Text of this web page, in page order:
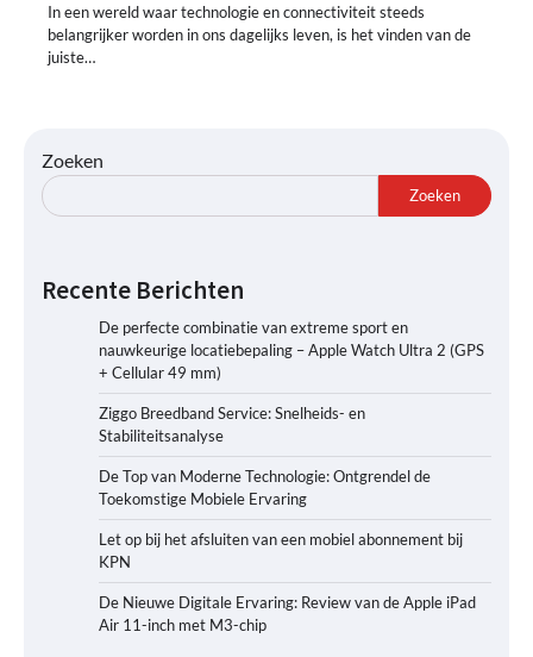
In een wereld waar technologie en connectiviteit steeds
belangrijker worden in ons dagelijks leven, is het vinden van de
juiste…
Zoeken
Zoeken
Recente Berichten
De perfecte combinatie van extreme sport en
nauwkeurige locatiebepaling – Apple Watch Ultra 2 (GPS
+ Cellular 49 mm)
Ziggo Breedband Service: Snelheids- en
Stabiliteitsanalyse
De Top van Moderne Technologie: Ontgrendel de
Toekomstige Mobiele Ervaring
Let op bij het afsluiten van een mobiel abonnement bij
KPN
De Nieuwe Digitale Ervaring: Review van de Apple iPad
Air 11-inch met M3-chip